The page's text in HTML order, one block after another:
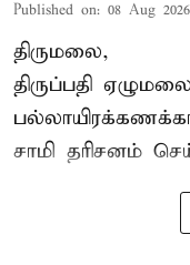
Published on: 08 Aug
திருமலை,
திருப்பதி
சாமி தரிசனம்